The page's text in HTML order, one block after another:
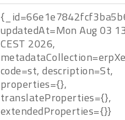
updatedAt=Mon Aug 03
CEST 2026,
code=st, description=St,
properties={},
translateProperties={},
extendedProperties={}}